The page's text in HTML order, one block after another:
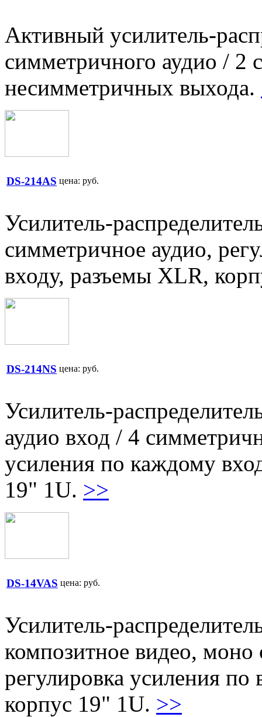
Активный усилитель-
симметричного аудио / 2
несимметричных выхода.
DS-214AS цена: руб.
Усилитель-
симметричное аудио,
входу, разъемы XLR,
DS-214NS цена: руб.
Усилитель-
аудио вход / 4
усиления по каждому
19" 1U. >>
DS-14VAS цена: руб.
Усилитель-
композитное видео,
регулировка усиления
корпус 19" 1U. >>